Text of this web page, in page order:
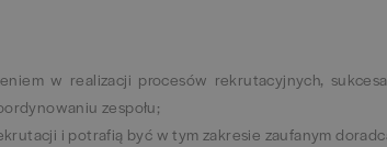
w realizacji procesów rekrutacyjnych,
zespołu;
i potrafią być w tym zakresie zaufanym